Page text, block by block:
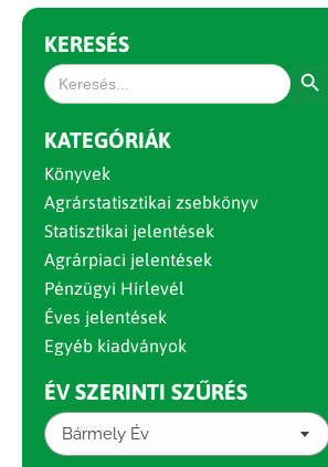
KERESÉS
Search
for:
KATEGÓRIÁK
Könyvek
Agrárstatisztikai zsebkönyv
Statisztikai jelentések
Agrárpiaci jelentések
Pénzügyi Hírlevél
Éves jelentések
Egyéb kiadványok
ÉV SZERINTI SZŰRÉS
Bármely Év